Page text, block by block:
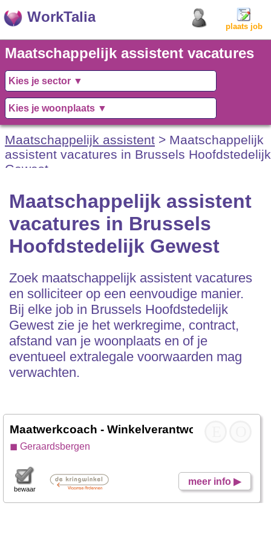
WorkTalia
plaats job
Maatschappelijk assistent vacatures
in Brussels Hoofdstedelijk Gewest
Maatschappelijk assistent > Maatschappelijk
assistent vacatures in Brussels Hoofdstedelijk
Gewest
Maatschappelijk assistent
vacatures in Brussels
Hoofdstedelijk Gewest
Zoek maatschappelijk assistent vacatures
en solliciteer op een eenvoudige manier.
Bij elke job in Brussels Hoofdstedelijk
Gewest zie je het werkregime, contract,
afstand van je woonplaats en of je
eventueel extralegale voorwaarden mag
verwachten.
Maatwerkcoach - Winkelverantwoordelijke
◼ Geraardsbergen
meer info ▶
bewaar